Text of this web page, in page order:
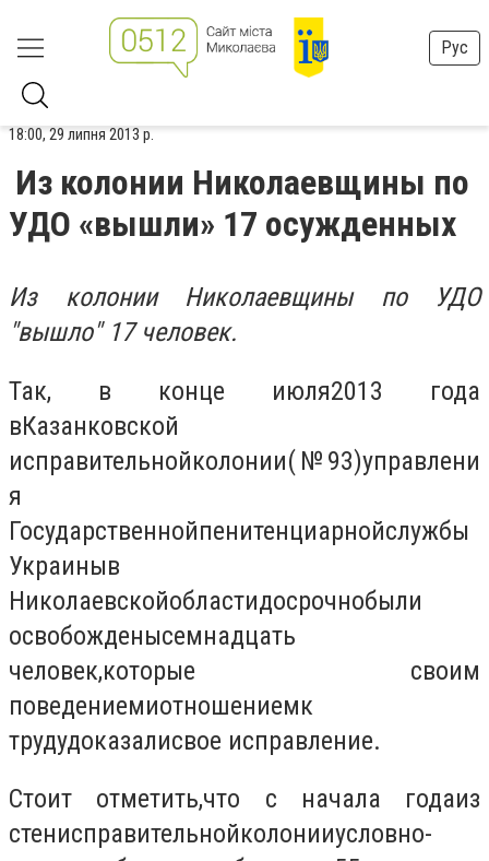
Рус
18:00, 29 липня 2013 р.
Из колонии Николаевщины по
УДО «вышли» 17 осужденных
Из колонии Николаевщины по УДО
"вышло" 17 человек.
Так, в конце июля2013 года
вКазанковской
исправительнойколонии( № 93)управлени
я
Государственнойпенитенциарнойслужбы
Украиныв
Николаевскойобластидосрочнобыли
освобожденысемнадцать
человек,которые своим
поведениемиотношениемк
трудудоказалисвое исправление.
Стоит отметить,что с начала годаиз
стенисправительнойколонииусловно-